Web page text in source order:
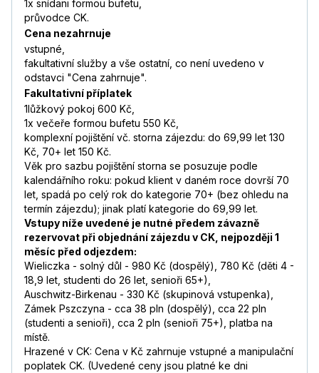
1x snídani formou bufetu,
průvodce CK.
Cena nezahrnuje
vstupné,
fakultativní služby a vše ostatní, co není uvedeno v
odstavci "Cena zahrnuje".
Fakultativní příplatek
1lůžkový pokoj 600 Kč,
1x večeře formou bufetu 550 Kč,
komplexní pojištění vč. storna zájezdu: do 69,99 let 130
Kč, 70+ let 150 Kč.
Věk pro sazbu pojištění storna se posuzuje podle
kalendářního roku: pokud klient v daném roce dovrší 70
let, spadá po celý rok do kategorie 70+ (bez ohledu na
termín zájezdu); jinak platí kategorie do 69,99 let.
Vstupy níže uvedené je nutné předem závazně
rezervovat při objednání zájezdu v CK, nejpozději 1
měsíc před odjezdem:
Wieliczka - solný důl - 980 Kč (dospělý), 780 Kč (děti 4 -
18,9 let, studenti do 26 let, senioři 65+),
Auschwitz-Birkenau - 330 Kč (skupinová vstupenka),
Zámek Pszczyna - cca 38 pln (dospělý), cca 22 pln
(studenti a senioři), cca 2 pln (senioři 75+), platba na
místě.
Hrazené v CK: Cena v Kč zahrnuje vstupné a manipulační
poplatek CK. (Uvedené ceny jsou platné ke dni